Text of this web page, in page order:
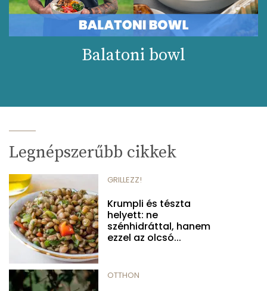
Balatoni bowl
Legnépszerűbb cikkek
GRILLEZZ!
Krumpli és tészta
helyett: ne
szénhidráttal, hanem
ezzel az olcsó...
OTTHON